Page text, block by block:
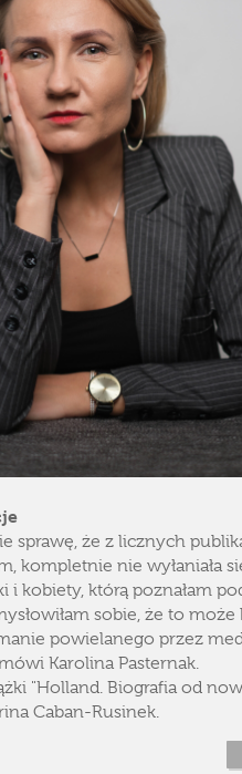
sprawę, że z licznych
kompletnie nie wyłaniała
i kobiety, którą poznałam
sobie, że to może
powielanego przez
Karolina Pasternak.
"Holland. Biografia od
Caban-Rusinek.